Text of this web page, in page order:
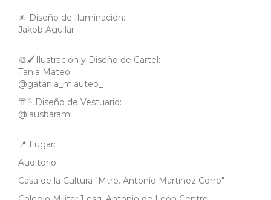
🎇 Diseño de Iluminación:
Jakob Aguilar
🎨🖌️Ilustración y Diseño de Cartel:
Tania Mateo
@gatania_miauteo_
👘🪡Diseño de Vestuario:
@lausbarami
📍 Lugar:
Auditorio
Casa de la Cultura "Mtro. Antonio Martínez Corro"